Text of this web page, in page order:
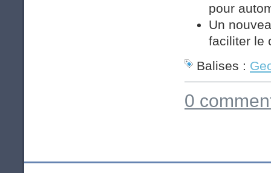
pour
Un
faciliter le
Balises :
0